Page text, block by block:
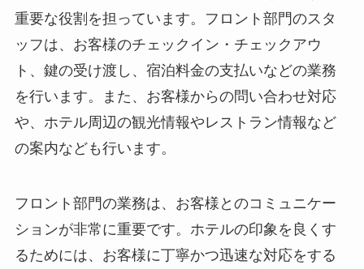
重要な役割を担っています。フロント部門のスタ
ッフは、お客様のチェックイン・チェックアウ
ト、鍵の受け渡し、宿泊料金の支払いなどの業務
を行います。また、お客様からの問い合わせ対応
や、ホテル周辺の観光情報やレストラン情報など
の案内なども行います。
フロント部門の業務は、お客様とのコミュニケー
ションが非常に重要です。ホテルの印象を良くす
るためには、お客様に丁寧かつ迅速な対応をする